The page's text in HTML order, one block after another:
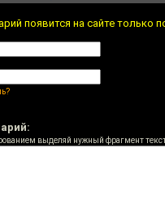
появится на сайте только
выделяй нужный фрагмент